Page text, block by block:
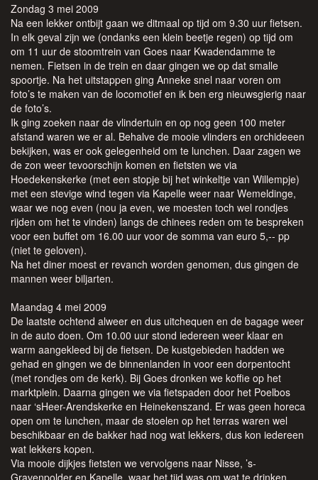
Zondag 3 mei 2009
Na een lekker ontbijt gaan we ditmaal op tijd om 9.30 uur fietsen.
In elk geval zijn we (ondanks een klein beetje regen) op tijd om
om 11 uur de stoomtrein van Goes naar Kwadendamme te
nemen. Fietsen in de trein en daar gingen we op dat smalle
spoortje. Na het uitstappen ging Anneke snel naar voren om
foto’s te maken van de locomotief en ik ben erg nieuwsgierig naar
de foto’s.
Ik ging zoeken naar de vlindertuin en op nog geen 100 meter
afstand waren we er al. Behalve de mooie vlinders en orchideeen
bekijken, was er ook gelegenheid om te lunchen. Daar zagen we
de zon weer tevoorschijn komen en fietsten we via
Hoedekenskerke (met een stopje bij het winkeltje van Willempje)
met een stevige wind tegen via Kapelle weer naar Wemeldinge,
waar we nog even (nou ja even, we moesten toch wel rondjes
rijden om het te vinden) langs de chinees reden om te bespreken
voor een buffet om 16.00 uur voor de somma van euro 5,-- pp
(niet te geloven).
Na het diner moest er revanch worden genomen, dus gingen de
mannen weer biljarten.
Maandag 4 mei 2009
De laatste ochtend alweer en dus uitchequen en de bagage weer
in de auto doen. Om 10.00 uur stond iedereen weer klaar en
warm aangekleed bij de fietsen. De kustgebieden hadden we
gehad en gingen we de binnenlanden in voor een dorpentocht
(met rondjes om de kerk). Bij Goes dronken we koffie op het
marktplein. Daarna gingen we via fietspaden door het Poelbos
naar ‘sHeer-Arendskerke en Heinekenszand. Er was geen horeca
open om te lunchen, maar de stoelen op het terras waren wel
beschikbaar en de bakker had nog wat lekkers, dus kon iedereen
wat lekkers kopen.
Via mooie dijkjes fietsten we vervolgens naar Nisse, ’s-
Gravenpolder en Kapelle, waar het tijd was om wat te drinken.